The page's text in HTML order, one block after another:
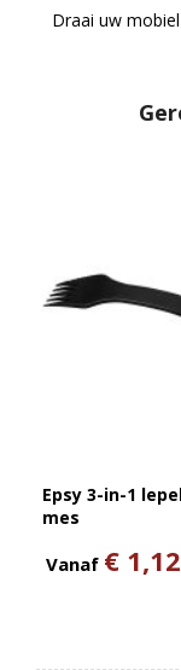
Draai uw
Epsy 3-in-1
mes
Vanaf € 1,12